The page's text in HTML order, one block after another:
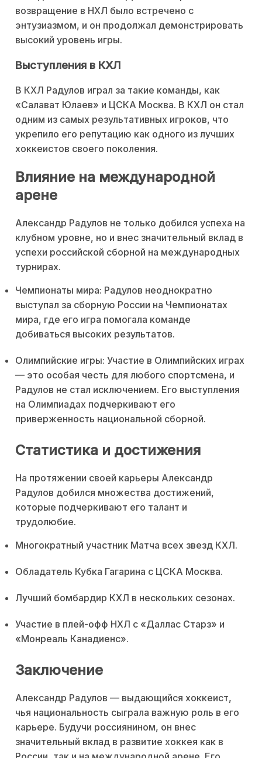
возвращение в НХЛ было встречено с
энтузиазмом, и он продолжал демонстрировать
высокий уровень игры.
Выступления в КХЛ
В КХЛ Радулов играл за такие команды, как
«Салават Юлаев» и ЦСКА Москва. В КХЛ он стал
одним из самых результативных игроков, что
укрепило его репутацию как одного из лучших
хоккеистов своего поколения.
Влияние на международной
арене
Александр Радулов не только добился успеха на
клубном уровне, но и внес значительный вклад в
успехи российской сборной на международных
турнирах.
Чемпионаты мира: Радулов неоднократно
выступал за сборную России на Чемпионатах
мира, где его игра помогала команде
добиваться высоких результатов.
Олимпийские игры: Участие в Олимпийских играх
— это особая честь для любого спортсмена, и
Радулов не стал исключением. Его выступления
на Олимпиадах подчеркивают его
приверженность национальной сборной.
Статистика и достижения
На протяжении своей карьеры Александр
Радулов добился множества достижений,
которые подчеркивают его талант и
трудолюбие.
Многократный участник Матча всех звезд КХЛ.
Обладатель Кубка Гагарина с ЦСКА Москва.
Лучший бомбардир КХЛ в нескольких сезонах.
Участие в плей-офф НХЛ с «Даллас Старз» и
«Монреаль Канадиенс».
Заключение
Александр Радулов — выдающийся хоккеист,
чья национальность сыграла важную роль в его
карьере. Будучи россиянином, он внес
значительный вклад в развитие хоккея как в